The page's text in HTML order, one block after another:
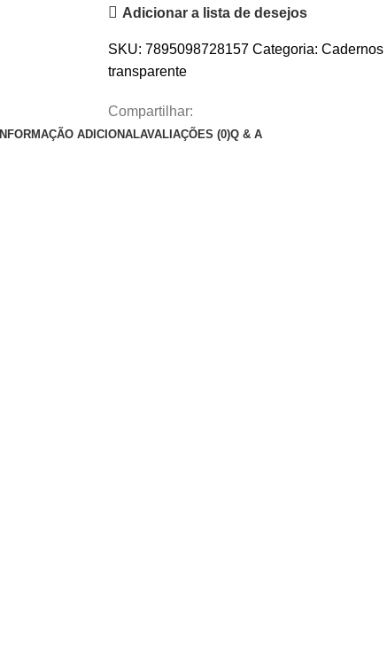
Adicionar a lista de desejos
SKU: 7895098728157 Categoria: Cadernos
transparente
Compartilhar:
INFORMAÇÃO ADICIONALAVALIAÇÕES (0)Q & A